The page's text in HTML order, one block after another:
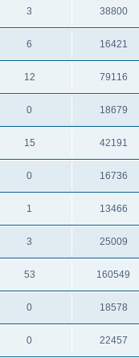
3 38800
6 16421
12 79116
0 18679
15 42191
0 16736
1 13466
3 25009
53 160549
0 18578
0 22457